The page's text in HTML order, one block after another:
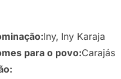
Iny Iny Karaja
para o povo:Carajás